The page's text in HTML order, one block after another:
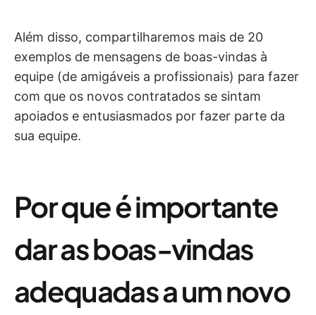
Além disso, compartilharemos mais de 20
exemplos de mensagens de boas-vindas à
equipe (de amigáveis a profissionais) para fazer
com que os novos contratados se sintam
apoiados e entusiasmados por fazer parte da
sua equipe.
Por que é importante
dar as boas-vindas
adequadas a um novo